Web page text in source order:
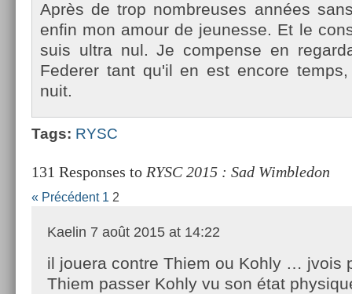
Après de trop nombreuses années
enfin mon amour de jeunes­se. Et le
suis ultra nul. Je com­pen­se en
Feder­er tant qu'il en est en­core
nuit.
Tags: RYSC
131 Responses to RYSC 2015 : Sad Wimbledon
« Précédent 1 2
Kaelin 7 août 2015 at 14:22
il jouera contre Thiem ou Kohly … jvois
Thiem passer Kohly vu son état